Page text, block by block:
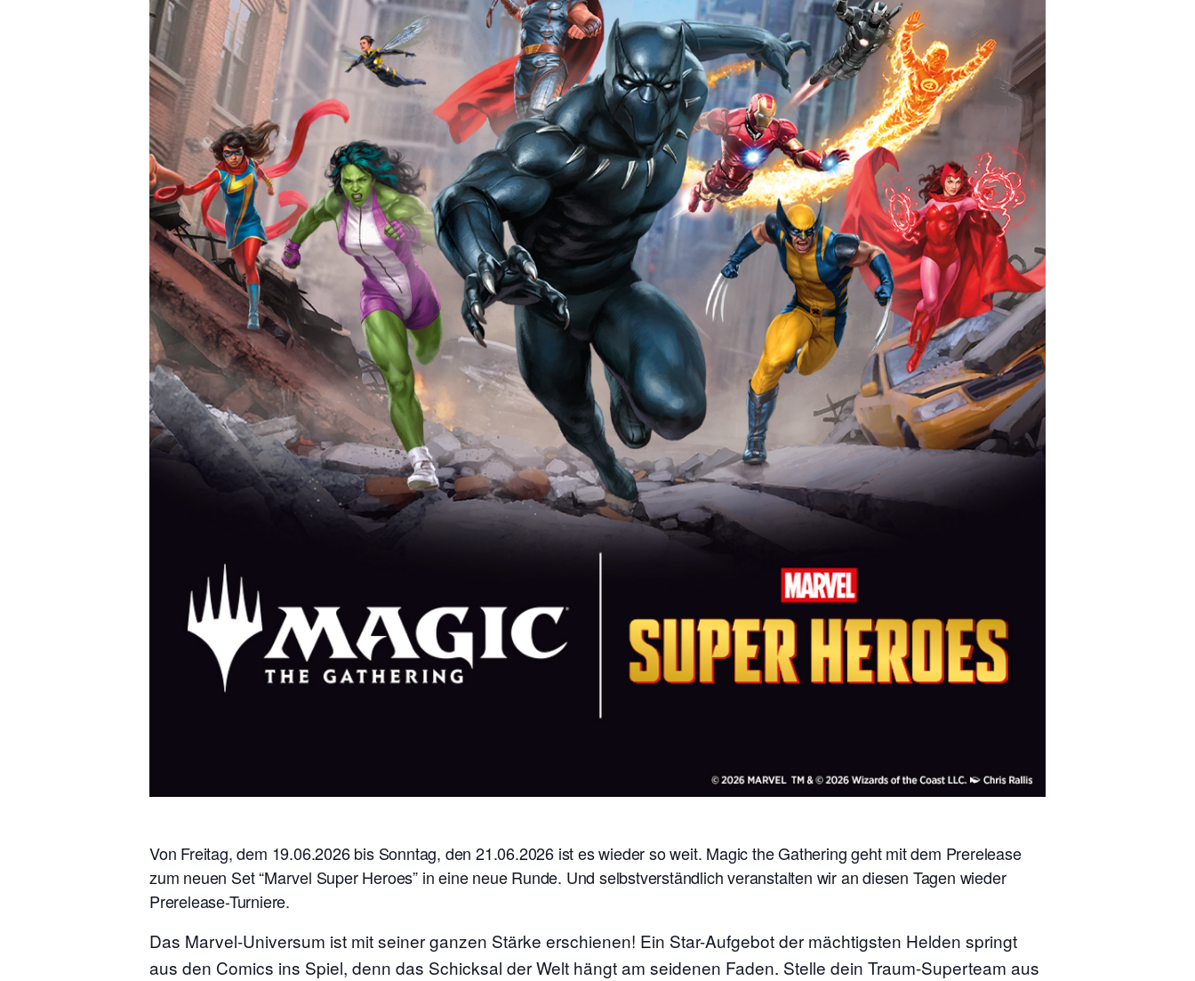
Von Freitag, dem 19.06.2026 bis Sonntag, den 21.06.2026 ist es wieder so weit. Magic the Gathering geht mit dem Prerelease
zum neuen Set “Marvel Super Heroes” in eine neue Runde. Und selbstverständlich veranstalten wir an diesen Tagen wieder
Prerelease-Turniere.
Das Marvel-Universum ist mit seiner ganzen Stärke erschienen! Ein Star-Aufgebot der mächtigsten Helden springt
aus den Comics ins Spiel, denn das Schicksal der Welt hängt am seidenen Faden. Stelle dein Traum-Superteam aus